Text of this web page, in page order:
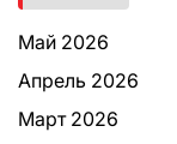
Май 2026
Апрель 2026
Март 2026